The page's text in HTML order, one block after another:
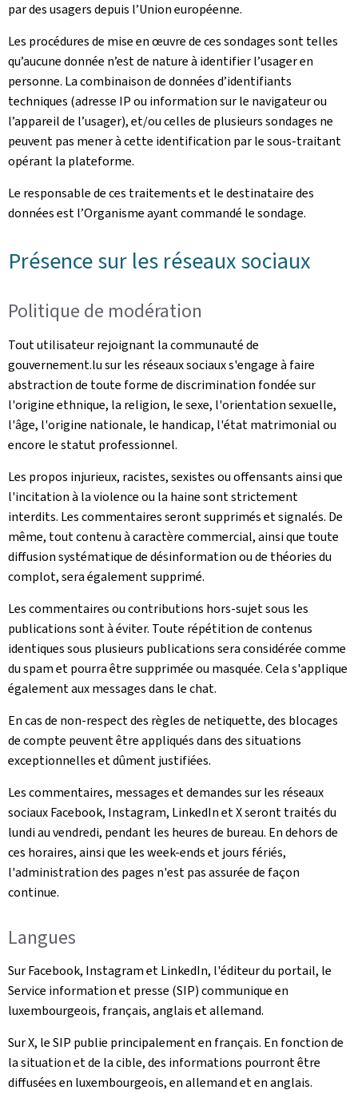
par des usagers depuis l’Union européenne.
Les procédures de mise en œuvre de ces sondages sont telles
qu’aucune donnée n’est de nature à identifier l’usager en
personne. La combinaison de données d’identifiants
techniques (adresse IP ou information sur le navigateur ou
l’appareil de l’usager), et/ou celles de plusieurs sondages ne
peuvent pas mener à cette identification par le sous-traitant
opérant la plateforme.
Le responsable de ces traitements et le destinataire des
données est l’Organisme ayant commandé le sondage.
Présence sur les réseaux sociaux
Politique de modération
Tout utilisateur rejoignant la communauté de
gouvernement.lu sur les réseaux sociaux s'engage à faire
abstraction de toute forme de discrimination fondée sur
l'origine ethnique, la religion, le sexe, l'orientation sexuelle,
l'âge, l'origine nationale, le handicap, l'état matrimonial ou
encore le statut professionnel.
Les propos injurieux, racistes, sexistes ou offensants ainsi que
l'incitation à la violence ou la haine sont strictement
interdits. Les commentaires seront supprimés et signalés. De
même, tout contenu à caractère commercial, ainsi que toute
diffusion systématique de désinformation ou de théories du
complot, sera également supprimé.
Les commentaires ou contributions hors-sujet sous les
publications sont à éviter. Toute répétition de contenus
identiques sous plusieurs publications sera considérée comme
du spam et pourra être supprimée ou masquée. Cela s'applique
également aux messages dans le chat.
En cas de non-respect des règles de netiquette, des blocages
de compte peuvent être appliqués dans des situations
exceptionnelles et dûment justifiées.
Les commentaires, messages et demandes sur les réseaux
sociaux Facebook, Instagram, LinkedIn et X seront traités du
lundi au vendredi, pendant les heures de bureau. En dehors de
ces horaires, ainsi que les week-ends et jours fériés,
l'administration des pages n'est pas assurée de façon
continue.
Langues
Sur Facebook, Instagram et LinkedIn, l'éditeur du portail, le
Service information et presse (SIP) communique en
luxembourgeois, français, anglais et allemand.
Sur X, le SIP publie principalement en français. En fonction de
la situation et de la cible, des informations pourront être
diffusées en luxembourgeois, en allemand et en anglais.